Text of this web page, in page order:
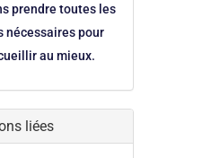
prendre toutes les
nécessaires pour
au mieux.
liées